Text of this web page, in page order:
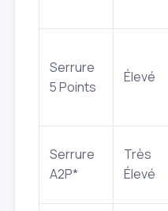
Serrure
5 Points
Élevé
Serrure
A2P*
Très
Élevé